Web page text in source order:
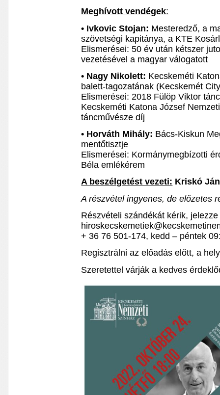
Meghívott vendégek:
• Ivkovic Stojan: Mesteredző, a
szövetségi kapitánya, a KTE
Elismerései: 50 év után kétszer
vezetésével a magyar válogatott
• Nagy Nikolett: Kecskeméti
balett-tagozatának (Kecskemét
Elismerései: 2018 Fülöp Viktor
Kecskeméti Katona József
táncművésze díj
• Horváth Mihály: Bács-Kiskun
mentőtisztje
Elismerései: Kormánymegbízotti
Béla emlékérem
A beszélgetést vezeti: Kriskó
A részvétel ingyenes, de előzetes
Részvételi szándékát kérik,
+ 36 76 501-174, kedd – péntek
Regisztrálni az előadás előtt, a
Szeretettel várják a kedves